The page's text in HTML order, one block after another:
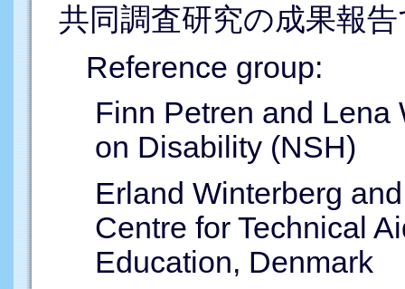
共同調査研究の成果報
Reference group:
Finn Petren and
on Disability (NSH)
Erland Winterberg
Centre for Technical
Education, Denmark